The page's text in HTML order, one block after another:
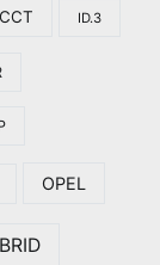
ID.3
OPEL